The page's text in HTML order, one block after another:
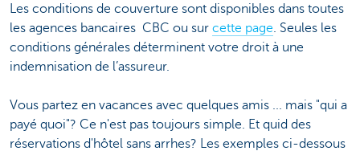
Les conditions de couverture sont disponibles dans toutes
les agences bancaires CBC ou sur cette page . Seules les
conditions générales déterminent votre droit à une
indemnisation de l’assureur.
Vous partez en vacances avec quelques amis ... mais "qui a
payé quoi"? Ce n'est pas toujours simple. Et quid des
réservations d'hôtel sans arrhes? Les exemples ci-dessous